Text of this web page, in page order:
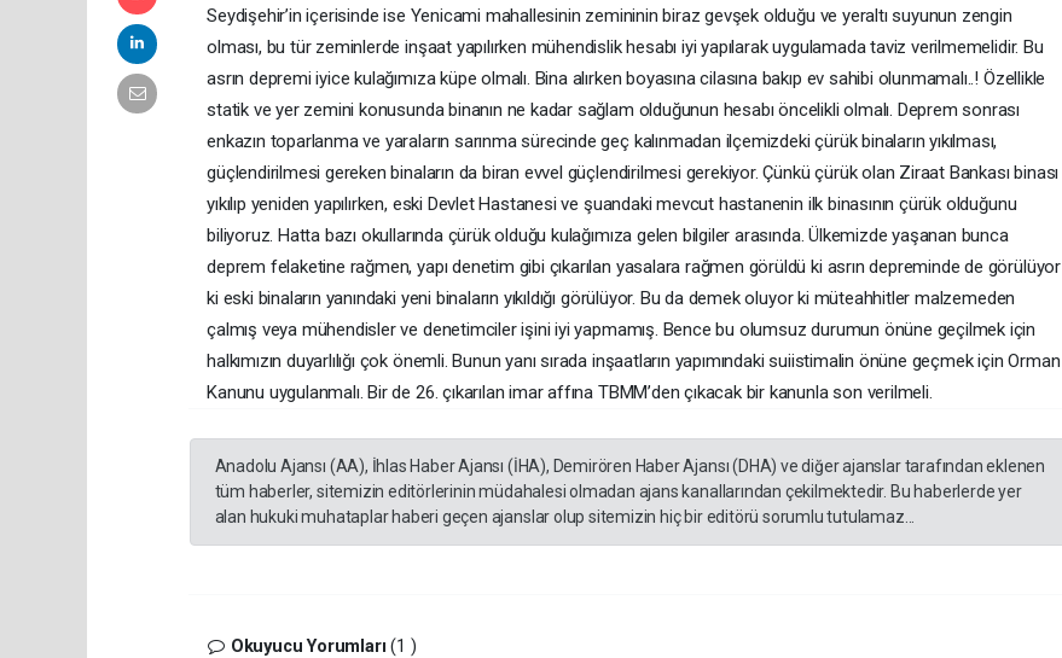
Seydişehir’in içerisinde ise Yenicami mahallesinin zemininin biraz gevşek olduğu ve yeraltı suyunun zengin
olması, bu tür zeminlerde inşaat yapılırken mühendislik hesabı iyi yapılarak uygulamada taviz verilmemelidir. Bu
asrın depremi iyice kulağımıza küpe olmalı. Bina alırken boyasına cilasına bakıp ev sahibi olunmamalı..! Özellikle
statik ve yer zemini konusunda binanın ne kadar sağlam olduğunun hesabı öncelikli olmalı. Deprem sonrası
enkazın toparlanma ve yaraların sarınma sürecinde geç kalınmadan ilçemizdeki çürük binaların yıkılması,
güçlendirilmesi gereken binaların da biran evvel güçlendirilmesi gerekiyor. Çünkü çürük olan Ziraat Bankası binası
yıkılıp yeniden yapılırken, eski Devlet Hastanesi ve şuandaki mevcut hastanenin ilk binasının çürük olduğunu
biliyoruz. Hatta bazı okullarında çürük olduğu kulağımıza gelen bilgiler arasında. Ülkemizde yaşanan bunca
deprem felaketine rağmen, yapı denetim gibi çıkarılan yasalara rağmen görüldü ki asrın depreminde de görülüyor
ki eski binaların yanındaki yeni binaların yıkıldığı görülüyor. Bu da demek oluyor ki müteahhitler malzemeden
çalmış veya mühendisler ve denetimciler işini iyi yapmamış. Bence bu olumsuz durumun önüne geçilmek için
halkımızın duyarlılığı çok önemli. Bunun yanı sırada inşaatların yapımındaki suiistimalin önüne geçmek için Orman
Kanunu uygulanmalı. Bir de 26. çıkarılan imar affına TBMM’den çıkacak bir kanunla son verilmeli.
Anadolu Ajansı (AA), İhlas Haber Ajansı (İHA), Demirören Haber Ajansı (DHA) ve diğer ajanslar tarafından eklenen
tüm haberler, sitemizin editörlerinin müdahalesi olmadan ajans kanallarından çekilmektedir. Bu haberlerde yer
alan hukuki muhataplar haberi geçen ajanslar olup sitemizin hiç bir editörü sorumlu tutulamaz...
Okuyucu Yorumları(1 )